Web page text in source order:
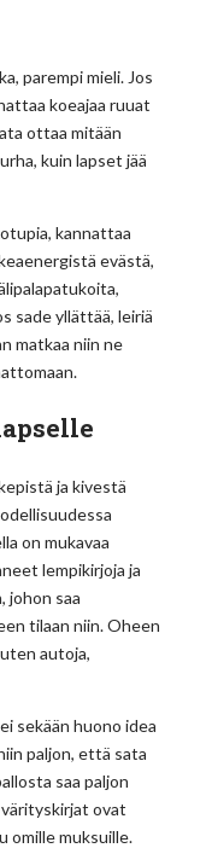
parempi mieli. Jos
koeajaa ruuat
ottaa mitään
kuin lapset jää
kannattaa
evästä,
sade yllättää, leiriä
matkaa niin ne
ja kivestä
on mukavaa
lempikirjoja ja
johon saa
tilaan niin. Oheen
autoja,
sekään huono idea
paljon, että sata
saa paljon
värityskirjat ovat
omille muksuille.